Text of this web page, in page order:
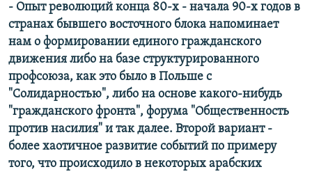
- Опыт революций конца 80-х - начала 90-х годов в
странах бывшего восточного блока напоминает
нам о формировании единого гражданского
движения либо на базе структурированного
профсоюза, как это было в Польше с
"Солидарностью", либо на основе какого-нибудь
"гражданского фронта", форума "Общественность
против насилия" и так далее. Второй вариант -
более хаотичное развитие событий по примеру
того, что происходило в некоторых арабских